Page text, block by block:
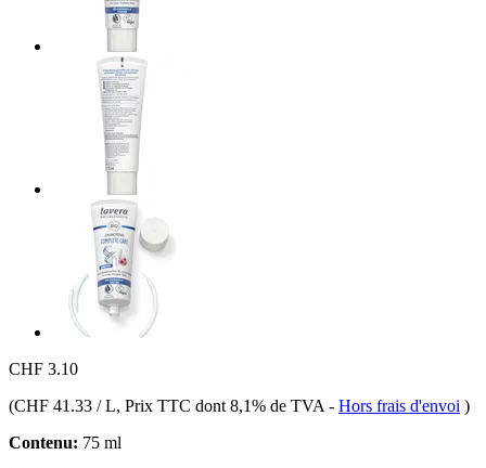
CHF 3.10
(CHF 41.33 / L, Prix TTC dont 8,1% de TVA - Hors frais d'envoi )
Contenu: 75 ml